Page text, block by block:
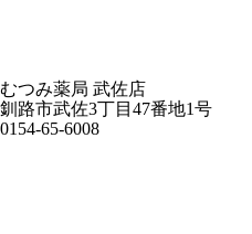
むつみ薬局 武佐店
釧路市武佐3丁目47番地1号
0154-65-6008